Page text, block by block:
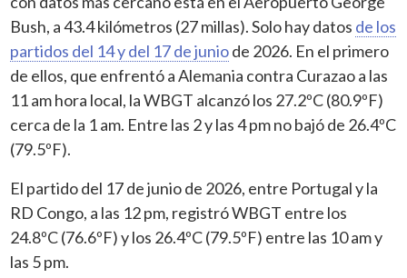
Bush, a 43.4 kilómetros (27 millas). Solo hay datos de los
partidos del 14 y del 17 de juniode 2026. En el primero
de ellos, que enfrentó a Alemania contra Curazao a las
11 am hora local, la WBGT alcanzó los 27.2ºC (80.9ºF)
cerca de la 1 am. Entre las 2 y las 4 pm no bajó de 26.4ºC
(79.5ºF).
El partido del 17 de junio de 2026, entre Portugal y la
RD Congo, a las 12 pm, registró WBGT entre los
24.8ºC (76.6ºF) y los 26.4ºC (79.5ºF) entre las 10 am y
las 5 pm.